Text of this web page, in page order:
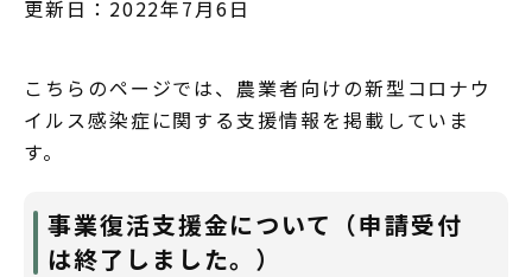
更新日：2022年7月6日
こちらのページでは、農業者向けの新型コロナウ
イルス感染症に関する支援情報を掲載していま
す。
事業復活支援金について（申請受付
は終了しました。）